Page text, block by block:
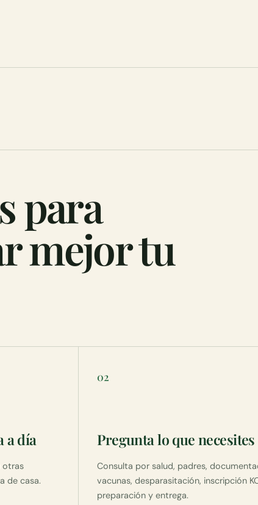
para
mejor tu
a día
otras
de casa.
02
Pregunta lo que necesites
Consulta por salud, padres,
vacunas, desparasitación, inscripción
preparación y entrega.